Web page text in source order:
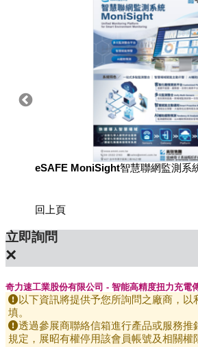
eSAFE MoniSight智慧聯網監測系
回上頁
立即詢問
×
奇力速工業股份有限公司 - 智能高精度扭力充電
以下資訊將提供予您所詢問之廠商，以
填。
透過參展商聯絡信箱進行產品或服務推
規定，展昭有權停用該會員帳號及相關權